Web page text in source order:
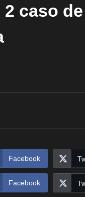
caso
Facebook
Facebook